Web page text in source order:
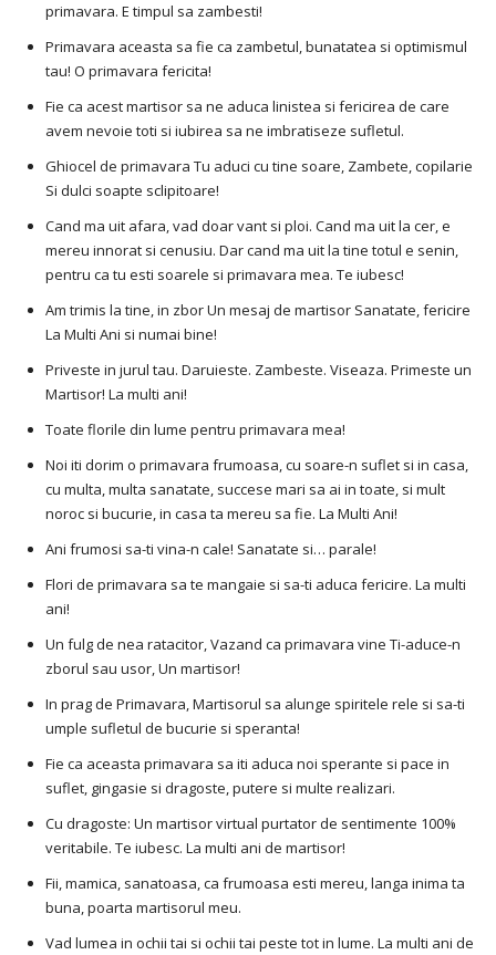
primavara. E timpul sa zambesti!
Primavara aceasta sa fie ca zambetul, bunatatea si optimismul
tau! O primavara fericita!
Fie ca acest martisor sa ne aduca linistea si fericirea de care
avem nevoie toti si iubirea sa ne imbratiseze sufletul.
Ghiocel de primavara Tu aduci cu tine soare, Zambete, copilarie
Si dulci soapte sclipitoare!
Cand ma uit afara, vad doar vant si ploi. Cand ma uit la cer, e
mereu innorat si cenusiu. Dar cand ma uit la tine totul e senin,
pentru ca tu esti soarele si primavara mea. Te iubesc!
Am trimis la tine, in zbor Un mesaj de martisor Sanatate, fericire
La Multi Ani si numai bine!
Priveste in jurul tau. Daruieste. Zambeste. Viseaza. Primeste un
Martisor! La multi ani!
Toate florile din lume pentru primavara mea!
Noi iti dorim o primavara frumoasa, cu soare-n suflet si in casa,
cu multa, multa sanatate, succese mari sa ai in toate, si mult
noroc si bucurie, in casa ta mereu sa fie. La Multi Ani!
Ani frumosi sa-ti vina-n cale! Sanatate si… parale!
Flori de primavara sa te mangaie si sa-ti aduca fericire. La multi
ani!
Un fulg de nea ratacitor, Vazand ca primavara vine Ti-aduce-n
zborul sau usor, Un martisor!
In prag de Primavara, Martisorul sa alunge spiritele rele si sa-ti
umple sufletul de bucurie si speranta!
Fie ca aceasta primavara sa iti aduca noi sperante si pace in
suflet, gingasie si dragoste, putere si multe realizari.
Cu dragoste: Un martisor virtual purtator de sentimente 100%
veritabile. Te iubesc. La multi ani de martisor!
Fii, mamica, sanatoasa, ca frumoasa esti mereu, langa inima ta
buna, poarta martisorul meu.
Vad lumea in ochii tai si ochii tai peste tot in lume. La multi ani de